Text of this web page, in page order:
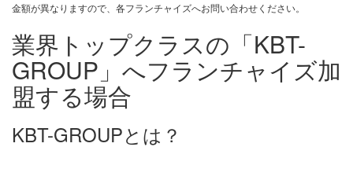
金額が異なりますので、各フランチャイズへお問い合わせください。
業界トップクラスの「KBT-
GROUP」へフランチャイズ加
盟する場合
KBT-GROUPとは？